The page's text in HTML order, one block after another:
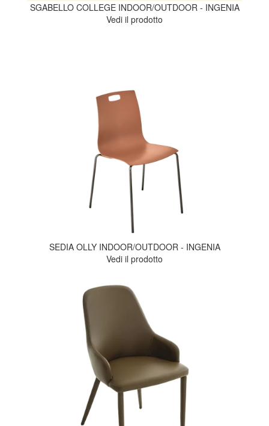
SGABELLO COLLEGE INDOOR/OUTDOOR - INGENIA
Vedi il prodotto
SEDIA OLLY INDOOR/OUTDOOR - INGENIA
Vedi il prodotto